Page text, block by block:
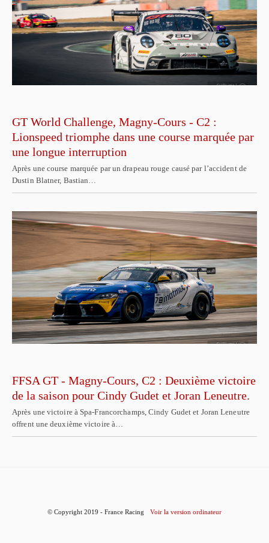
GT World Challenge, Magny-Cours - C2 :
Lionspeed triomphe dans une course marquée par
une longue interruption
Après une course marquée par un drapeau rouge causé par l’accident de
Dustin Blatner, Bastian…
FFSA GT - Magny-Cours, C2 : Deuxième victoire
de la saison pour Cindy Gudet et Joran Leneutre.
Après une victoire à Spa-Francorchamps, Cindy Gudet et Joran Leneutre
offrent une deuxième victoire à…
© Copyright 2019 - France Racing Voir la version ordinateur